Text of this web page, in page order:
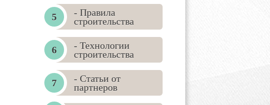
- Правила
строительства
- Технологии
строительства
- Статьи от
партнеров